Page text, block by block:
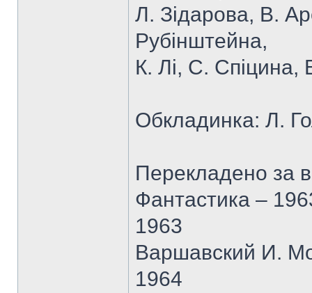
Л. Зідарова, В.
Рубінштейна,
К. Лі, С. Спіцина,
Обкладинка: Л.
Перекладено за
Фантастика –
1963
Варшавский И.
1964